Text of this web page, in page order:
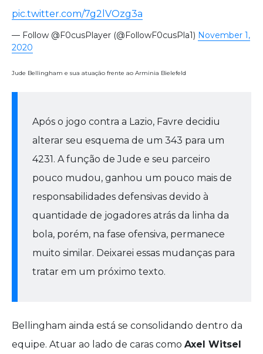
pic.twitter.com/7g2lVOzg3a
— Follow @F0cusPlayer (@FollowF0cusPla1) November 1,
2020
Jude Bellingham e sua atuação frente ao Arminia Bielefeld
Após o jogo contra a Lazio, Favre decidiu
alterar seu esquema de um 343 para um
4231. A função de Jude e seu parceiro
pouco mudou, ganhou um pouco mais de
responsabilidades defensivas devido à
quantidade de jogadores atrás da linha da
bola, porém, na fase ofensiva, permanece
muito similar. Deixarei essas mudanças para
tratar em um próximo texto.
Bellingham ainda está se consolidando dentro da
equipe. Atuar ao lado de caras como Axel Witsel